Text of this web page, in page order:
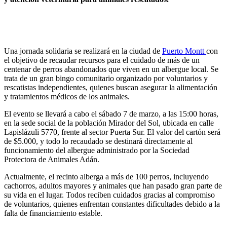
Una jornada solidaria se realizará en la ciudad de Puerto Montt con
el objetivo de recaudar recursos para el cuidado de más de un
centenar de perros abandonados que viven en un albergue local. Se
trata de un gran bingo comunitario organizado por voluntarios y
rescatistas independientes, quienes buscan asegurar la alimentación
y tratamientos médicos de los animales.
El evento se llevará a cabo el sábado 7 de marzo, a las 15:00 horas,
en la sede social de la población Mirador del Sol, ubicada en calle
Lapislázuli 5770, frente al sector Puerta Sur. El valor del cartón será
de $5.000, y todo lo recaudado se destinará directamente al
funcionamiento del albergue administrado por la Sociedad
Protectora de Animales Adán.
Actualmente, el recinto alberga a más de 100 perros, incluyendo
cachorros, adultos mayores y animales que han pasado gran parte de
su vida en el lugar. Todos reciben cuidados gracias al compromiso
de voluntarios, quienes enfrentan constantes dificultades debido a la
falta de financiamiento estable.